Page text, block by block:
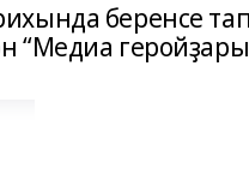
беренсе
“Медиа